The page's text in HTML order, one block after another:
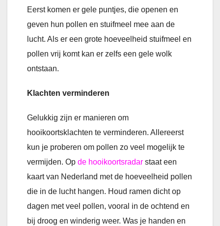
Eerst komen er gele puntjes, die openen en
geven hun pollen en stuifmeel mee aan de
lucht. Als er een grote hoeveelheid stuifmeel en
pollen vrij komt kan er zelfs een gele wolk
ontstaan.
Klachten verminderen
Gelukkig zijn er manieren om
hooikoortsklachten te verminderen. Allereerst
kun je proberen om pollen zo veel mogelijk te
vermijden. Op de hooikoortsradar staat een
kaart van Nederland met de hoeveelheid pollen
die in de lucht hangen. Houd ramen dicht op
dagen met veel pollen, vooral in de ochtend en
bij droog en winderig weer. Was je handen en